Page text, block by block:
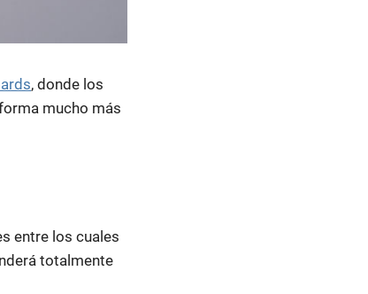
, donde los
mucho más
entre los cuales
totalmente